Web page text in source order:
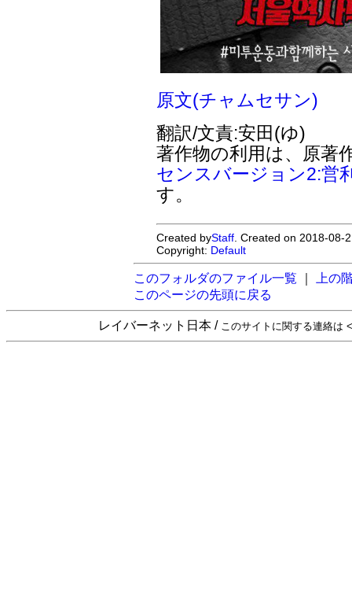
原文(チャムセサン)
翻訳/文責:安田(ゆ)
著作物の利用は、原著
センスバージョン2:営
す。
Created byStaff. Created on 2018-08-
Copyright: Default
このフォルダのファイル一覧
上の
このページの先頭に戻る
レイバーネット日本 / このサイトに関する連絡は